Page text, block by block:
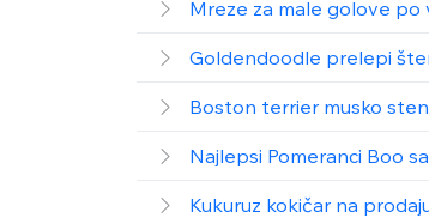
Mreze za male golove po
Goldendoodle prelepi
Boston terrier musko
Najlepsi Pomeranci Boo
Kukuruz kokičar na